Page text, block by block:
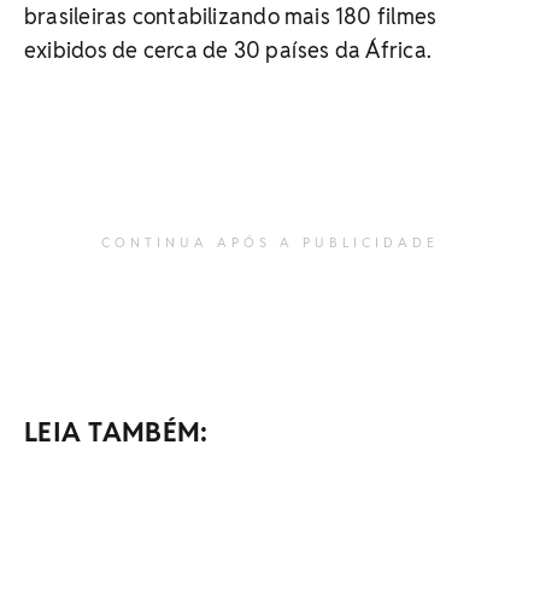
brasileiras contabilizando mais 180 filmes
exibidos de cerca de 30 países da África.
CONTINUA APÓS A PUBLICIDADE
LEIA TAMBÉM: